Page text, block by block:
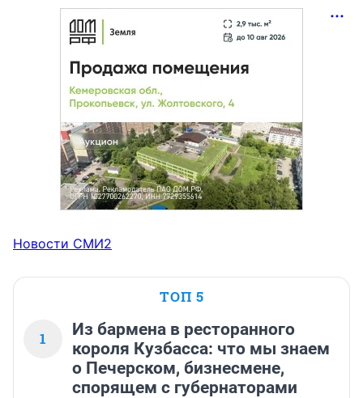
ПСИХОЛОГИЧЕСКОМ и ЭКОНОМИЧЕСКОМ насилии, а
не о ФИЗИЧЕСКОМ,
Новости СМИ2
ТОП 5
1
Из бармена в ресторанного
короля Кузбасса: что мы знаем
о Печерском, бизнесмене,
спорящем с губернаторами